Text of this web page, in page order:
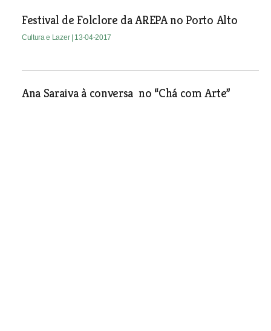
Festival de Folclore da AREPA no Porto Alto
Cultura e Lazer | 13-04-2017
Ana Saraiva à conversa no “Chá com Arte”